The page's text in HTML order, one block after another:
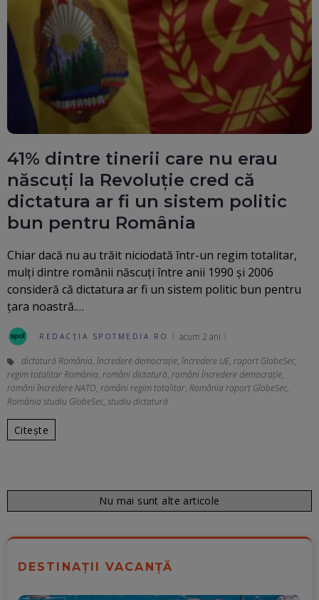
41% dintre tinerii care nu erau
născuți la Revoluție cred că
dictatura ar fi un sistem politic
bun pentru România
Chiar dacă nu au trăit niciodată într-un regim totalitar,
mulți dintre românii născuți între anii 1990 și 2006
consideră că dictatura ar fi un sistem politic bun pentru
țara noastră.…
REDACȚIA SPOTMEDIA.RO acum 2 ani
dictatură România, încredere democrație, încredere UE, raport GlobeSec,
regim totalitar România, români dictatură, români încredere democrație,
români încredere NATO, români regim totalitar, România raport GlobeSec,
România studiu GlobeSec, studiu dictatură
Citește
Nu mai sunt alte articole
DESTINAȚII VACANȚĂ